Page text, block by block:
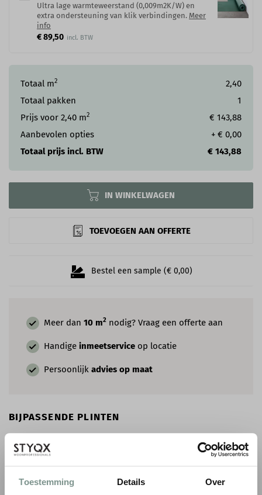
Toestemming Details Over
Meer dan 10 m2 nodig? Vraag een offerte aan
Handige inmeetservice op locatie
Persoonlijk advies op maat
BIJPASSENDE PLINTEN
Totaal m2
2,40
Totaal pakken
1
Prijs voor 2,40 m2
€ 143,88
Aanbevolen opties
+ € 0,00
Totaal prijs incl. BTW
€ 143,88
Ultra lage warmteweerstand (0,009m2K/W) en
extra ondersteuning van klik verbindingen. Meer
info
€ 89,50
Bestel een sample (€ 0,00)
IN WINKELWAGEN
TOEVOEGEN AAN OFFERTE